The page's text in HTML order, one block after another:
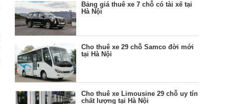
Bảng giá thuê xe 7 chỗ có tài xế tại
Hà Nội
Cho thuê xe 29 chỗ Samco đời mới
tại Hà Nội
Cho thuê xe Limousine 29 chỗ uy tín
chất lượng tại Hà Nội